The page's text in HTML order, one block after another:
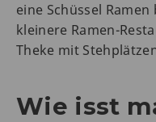
eine Schüssel
kleinere Ramen-
Theke mit
Wie isst